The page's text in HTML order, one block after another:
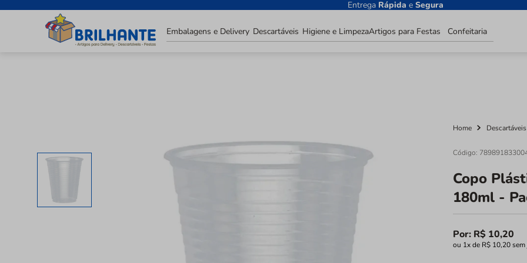
Entrega Rápida e Segura
LOJAS FAVORITOS Embalagens e Delivery Descartáveis Higiene e LimpezaArtigos para Festas Confeitaria
Home Descartáveis
Código:
Copo
180ml -
Por: R$ 10,20
ou 1x de R$ 10,20sem